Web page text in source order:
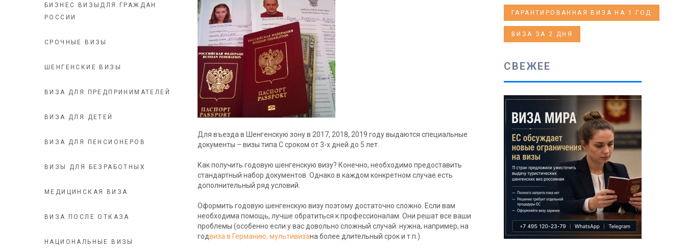
Для въезда в Шенгенскую зону в 2017, 2018, 2019 году выдаются специальные
документы – визы типа С сроком от 3-х дней до 5 лет.
Как получить годовую шенгенскую визу? Конечно, необходимо предоставить
стандартный набор документов. Однако в каждом конкретном случае есть
дополнительный ряд условий.
Оформить годовую шенгенскую визу поэтому достаточно сложно. Если вам
необходима помощь, лучше обратиться к профессионалам. Они решат все ваши
проблемы (особенно если у вас довольно сложный случай: нужна, например, на
годвиза в Германию, мультивизана более длительный срок и т.п.).
БИЗНЕС ВИЗЫДЛЯ ГРАЖДАН
РОССИИ
СРОЧНЫЕ ВИЗЫ
ШЕНГЕНСКИЕ ВИЗЫ
ВИЗА ДЛЯ ПРЕДПРИНИМАТЕЛЕЙ
ВИЗА ДЛЯ ДЕТЕЙ
ВИЗА ДЛЯ ПЕНСИОНЕРОВ
ВИЗЫ ДЛЯ БЕЗРАБОТНЫХ
МЕДИЦИНСКАЯ ВИЗА
ВИЗА ПОСЛЕ ОТКАЗА
НАЦИОНАЛЬНЫЕ ВИЗЫ
ГАРАНТИРОВАННАЯ ВИЗА НА 1 ГОД
ВИЗА ЗА 2 ДНЯ
СВЕЖЕЕ